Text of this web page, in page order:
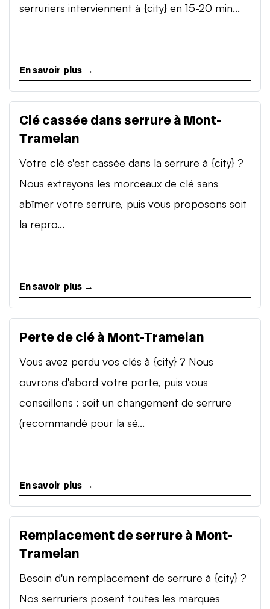
serruriers interviennent à {city} en 15-20 min...
En savoir plus →
Clé cassée dans serrure à Mont-
Tramelan
Votre clé s'est cassée dans la serrure à {city} ?
Nous extrayons les morceaux de clé sans
abîmer votre serrure, puis vous proposons soit
la repro...
En savoir plus →
Perte de clé à Mont-Tramelan
Vous avez perdu vos clés à {city} ? Nous
ouvrons d'abord votre porte, puis vous
conseillons : soit un changement de serrure
(recommandé pour la sé...
En savoir plus →
Remplacement de serrure à Mont-
Tramelan
Besoin d'un remplacement de serrure à {city} ?
Nos serruriers posent toutes les marques